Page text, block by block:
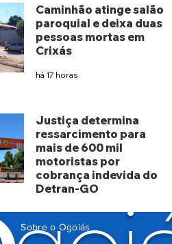
Caminhão atinge salão
paroquial e deixa duas
pessoas mortas em
Crixás
há 17 horas
Justiça determina
ressarcimento para
mais de 600 mil
motoristas por
cobrança indevida do
Detran-GO
há 4 dias
Sobre o Ogoiás